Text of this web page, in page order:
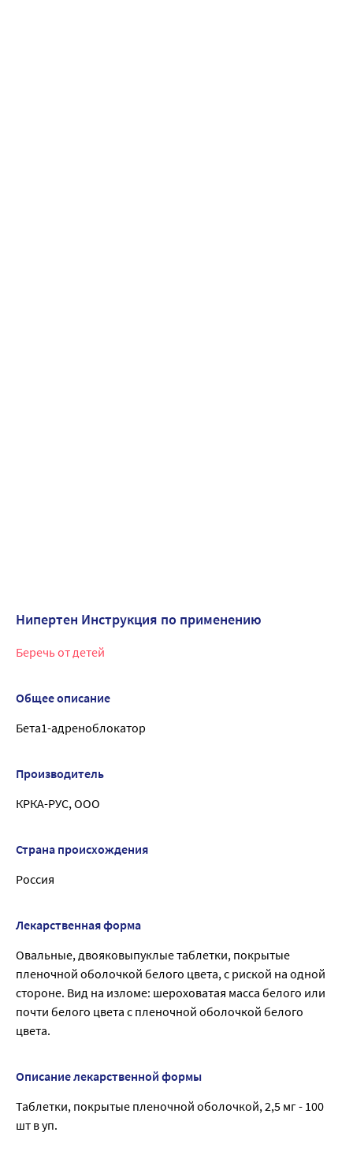
Нипертен Инструкция по применению
Беречь от детей
Общее описание
Бета1-адреноблокатор
Производитель
КРКА-РУС, ООО
Страна происхождения
Россия
Лекарственная форма
Овальные, двояковыпуклые таблетки, покрытые
пленочной оболочкой белого цвета, с риской на одной
стороне. Вид на изломе: шероховатая масса белого или
почти белого цвета с пленочной оболочкой белого
цвета.
Описание лекарственной формы
Таблетки, покрытые пленочной оболочкой, 2,5 мг - 100
шт в уп.